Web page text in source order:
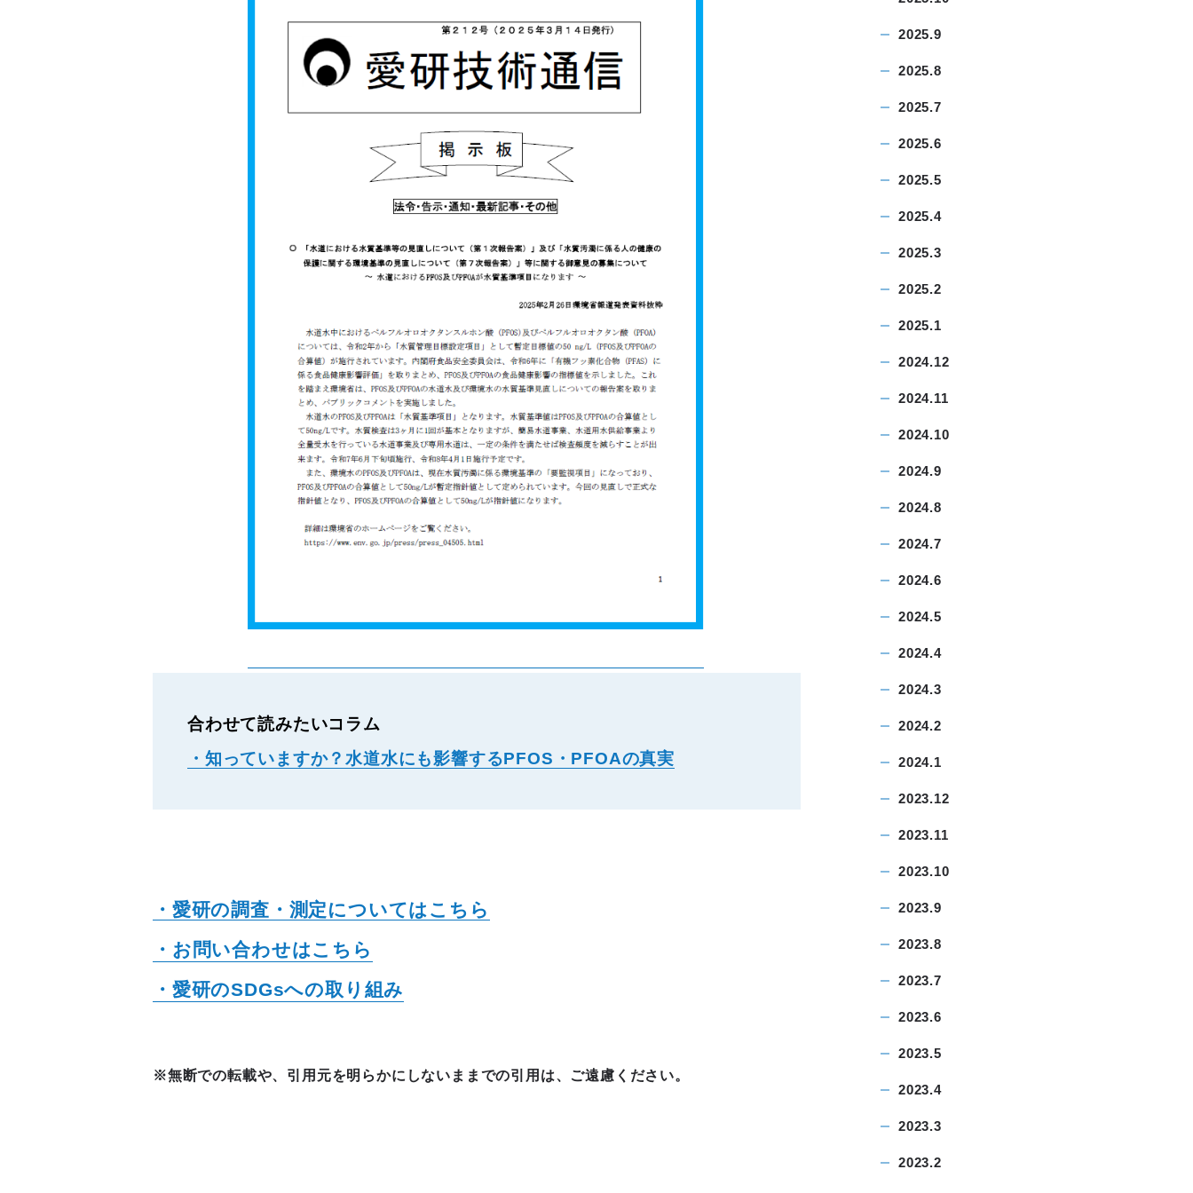
合わせて読みたいコラム
・知っていますか？水道水にも影響するPFOS・PFOAの真実
・愛研の調査・測定についてはこちら
・お問い合わせはこちら
・愛研のSDGsへの取り組み
※無断での転載や、引用元を明らかにしないままでの引用は、ご遠慮ください。
2025.9
2025.8
2025.7
2025.6
2025.5
2025.4
2025.3
2025.2
2025.1
2024.12
2024.11
2024.10
2024.9
2024.8
2024.7
2024.6
2024.5
2024.4
2024.3
2024.2
2024.1
2023.12
2023.11
2023.10
2023.9
2023.8
2023.7
2023.6
2023.5
2023.4
2023.3
2023.2